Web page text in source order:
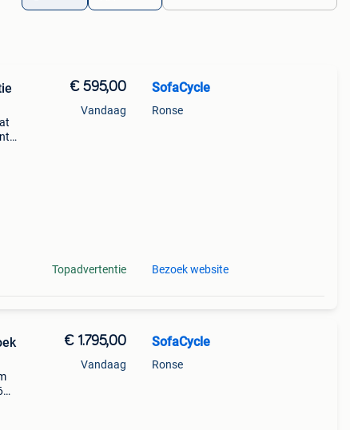
€ 595,00
Vandaag
Topadvertentie
SofaCycle
Ronse
Bezoek website
€ 1.795,00
Vandaag
SofaCycle
Ronse